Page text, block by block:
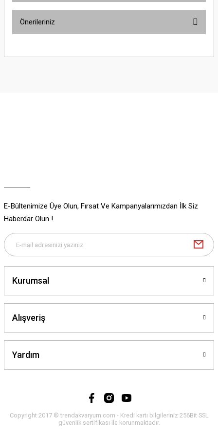
Önerileriniz
yetersiz gördüğünüz noktaları öneri formunu kullanarak tarafımıza
E-Bültenimize Üye Olun, Fırsat Ve Kampanyalarımızdan İlk Siz
Haberdar Olun !
Kurumsal
Alışveriş
Yardım
Copyright 2017 © trendakvaryum.com - Kredi kartı bilgileriniz 256Bit SSL
güvenlik sertifikası ile korunmaktadır.